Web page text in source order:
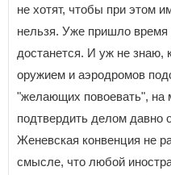
не хотят, чтобы при этом
нельзя. Уже пришло время
достанется. И уж не знаю,
оружием и аэродромов
"желающих повоевать", на
подтвердить делом давно
Женевская конвенция не
смысле, что любой